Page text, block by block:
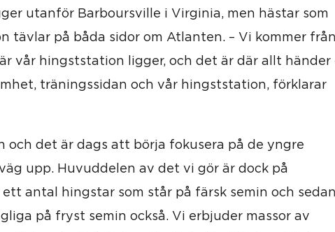
utanför Barboursville i Virginia, men hästar som
tävlar på båda sidor om Atlanten. – Vi kommer från
vår hingststation ligger, och det är där allt händer
träningssidan och vår hingststation, förklarar
och det är dags att börja fokusera på de yngre
upp. Huvuddelen av det vi gör är dock på
antal hingstar som står på färsk semin och sedan
på fryst semin också. Vi erbjuder massor av